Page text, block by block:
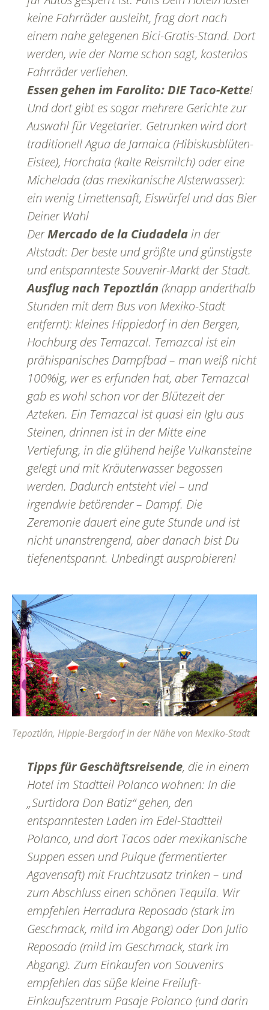
keine Fahrräder ausleiht, frag dort nach
einem nahe gelegenen Bici-Gratis-Stand. Dort
werden, wie der Name schon sagt, kostenlos
Fahrräder verliehen.
Essen gehen im Farolito: DIE Taco-Kette!
Und dort gibt es sogar mehrere Gerichte zur
Auswahl für Vegetarier. Getrunken wird dort
traditionell Agua de Jamaica (Hibiskusblüten-
Eistee), Horchata (kalte Reismilch) oder eine
Michelada (das mexikanische Alsterwasser):
ein wenig Limettensaft, Eiswürfel und das Bier
Deiner Wahl
DerMercado de la Ciudadelain der
Altstadt: Der beste und größte und günstigste
und entspannteste Souvenir-Markt der Stadt.
Ausflug nach Tepoztlán (knapp anderthalb
Stunden mit dem Bus von Mexiko-Stadt
entfernt): kleines Hippiedorf in den Bergen,
Hochburg des Temazcal. Temazcal ist ein
prähispanisches Dampfbad – man weiß nicht
100%ig, wer es erfunden hat, aber Temazcal
gab es wohl schon vor der Blütezeit der
Azteken. Ein Temazcal ist quasi ein Iglu aus
Steinen, drinnen ist in der Mitte eine
Vertiefung, in die glühend heiße Vulkansteine
gelegt und mit Kräuterwasser begossen
werden. Dadurch entsteht viel – und
irgendwie betörender – Dampf. Die
Zeremonie dauert eine gute Stunde und ist
nicht unanstrengend, aber danach bist Du
tiefenentspannt. Unbedingt ausprobieren!
Tepoztlán, Hippie-Bergdorf in der Nähe von Mexiko-Stadt
Tipps für Geschäftsreisende, die in einem
Hotel im Stadtteil Polanco wohnen: In die
„Surtidora Don Batiz“ gehen, den
entspanntesten Laden im Edel-Stadtteil
Polanco, und dort Tacos oder mexikanische
Suppen essen und Pulque (fermentierter
Agavensaft) mit Fruchtzusatz trinken – und
zum Abschluss einen schönen Tequila. Wir
empfehlen Herradura Reposado (stark im
Geschmack, mild im Abgang) oder Don Julio
Reposado (mild im Geschmack, stark im
Abgang). Zum Einkaufen von Souvenirs
empfehlen das süße kleine Freiluft-
Einkaufszentrum Pasaje Polanco (und darin